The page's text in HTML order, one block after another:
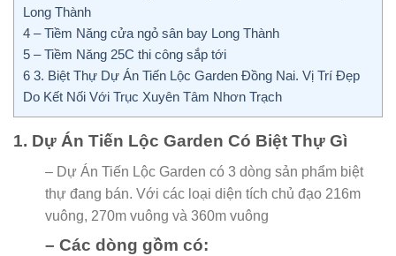
Long Thành
4 – Tiềm Năng cửa ngỏ sân bay Long Thành
5 – Tiềm Năng 25C thi công sắp tới
6 3. Biệt Thự Dự Án Tiến Lộc Garden Đồng Nai. Vị Trí Đẹp
Do Kết Nối Với Trục Xuyên Tâm Nhơn Trạch
1. Dự Án Tiến Lộc Garden Có Biệt Thự Gì
– Dự Án Tiến Lộc Garden có 3 dòng sản phẩm biệt
thự đang bán. Với các loại diện tích chủ đạo 216m
vuông, 270m vuông và 360m vuông
– Các dòng gồm có: